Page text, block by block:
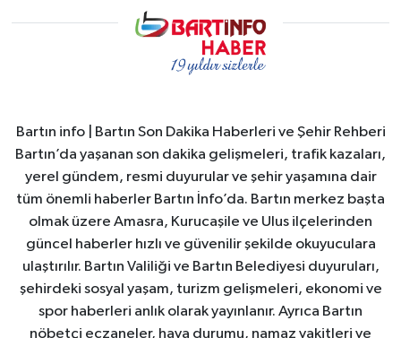
Bartın info | Bartın Son Dakika Haberleri ve Şehir Rehberi
Bartın’da yaşanan son dakika gelişmeleri, trafik kazaları,
yerel gündem, resmi duyurular ve şehir yaşamına dair
tüm önemli haberler Bartın İnfo’da. Bartın merkez başta
olmak üzere Amasra, Kurucaşile ve Ulus ilçelerinden
güncel haberler hızlı ve güvenilir şekilde okuyuculara
ulaştırılır. Bartın Valiliği ve Bartın Belediyesi duyuruları,
şehirdeki sosyal yaşam, turizm gelişmeleri, ekonomi ve
spor haberleri anlık olarak yayınlanır. Ayrıca Bartın
nöbetçi eczaneler, hava durumu, namaz vakitleri ve